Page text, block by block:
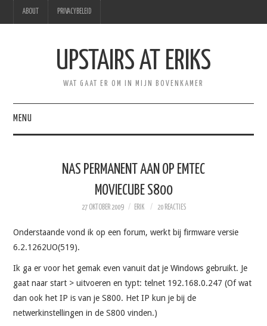
ABOUT PRIVACYBELEID
UPSTAIRS AT ERIKS
WAT GAAT ER OM IN MIJN BOVENKAMER
MENU
PRODUCTIVITEIT
VRIJE TIJD
SOFTWARE
NAS PERMANENT AAN OP EMTEC
MOVIECUBE S800
27 OKTOBER 2009 ERIK 20 REACTIES
Onderstaande vond ik op een forum, werkt bij firmware versie
6.2.1262UO(519).
Ik ga er voor het gemak even vanuit dat je Windows gebruikt. Je
gaat naar start > uitvoeren en typt: telnet 192.168.0.247 (Of wat
dan ook het IP is van je S800. Het IP kun je bij de
netwerkinstellingen in de S800 vinden.)